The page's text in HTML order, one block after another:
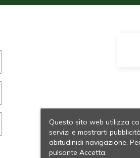
Questo sito web utilizza
servizi e mostrarti
abitudinidi navigazione.
pulsante Accetta.